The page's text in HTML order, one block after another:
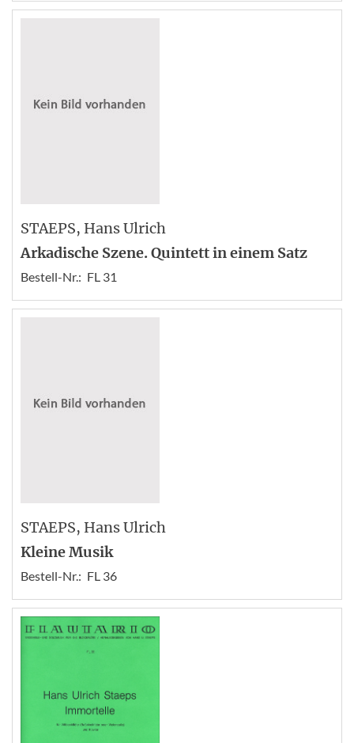
STAEPS, Hans Ulrich
Arkadische Szene. Quintett in einem Satz
Bestell-Nr.: FL 31
STAEPS, Hans Ulrich
Kleine Musik
Bestell-Nr.: FL 36